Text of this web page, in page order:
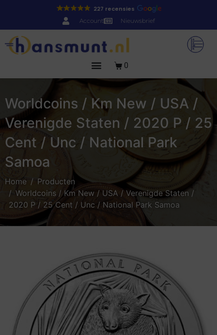
227 recensies
Account Nieuwsbrief
0
Worldcoins / Km New / USA /
Verenigde Staten / 2020 P / 25
Cent / Unc / National Park
Samoa
Home
Producten
Worldcoins / Km New / USA / Verenigde Staten /
2020 P / 25 Cent / Unc / National Park Samoa